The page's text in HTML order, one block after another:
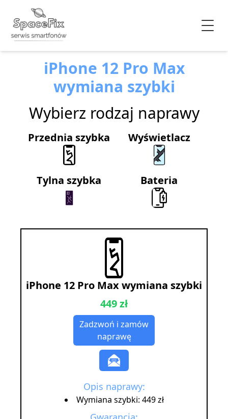
iPhone 12 Pro Max
wymiana szybki
Wybierz rodzaj naprawy
Przednia szybka Wyświetlacz
Tylna szybka Bateria
iPhone 12 Pro Max wymiana szybki
449 zł
Zadzwoń i zamów
naprawę
Opis naprawy:
Wymiana szybki: 449 zł